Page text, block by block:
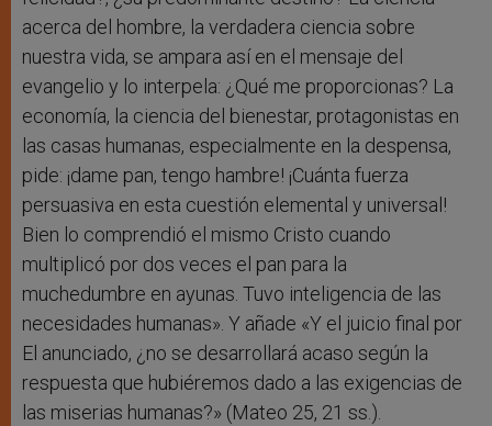
acerca del hombre, la verdadera ciencia sobre
nuestra vida, se ampara así en el mensaje del
evangelio y lo interpela: ¿Qué me proporcionas? La
economía, la ciencia del bienestar, protagonistas en
las casas humanas, especialmente en la despensa,
pide: ¡dame pan, tengo hambre! ¡Cuánta fuerza
persuasiva en esta cuestión elemental y universal!
Bien lo comprendió el mismo Cristo cuando
multiplicó por dos veces el pan para la
muchedumbre en ayunas. Tuvo inteligencia de las
necesidades humanas». Y añade «Y el juicio final por
El anunciado, ¿no se desarrollará acaso según la
respuesta que hubiéremos dado a las exigencias de
las miserias humanas?» (Mateo 25, 21 ss.).